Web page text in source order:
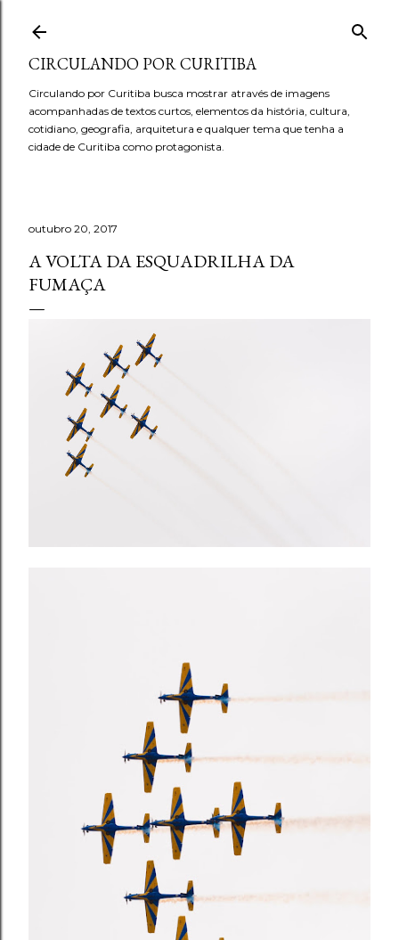
CIRCULANDO POR CURITIBA
Circulando por Curitiba busca mostrar através de imagens
acompanhadas de textos curtos, elementos da história, cultura,
cotidiano, geografia, arquitetura e qualquer tema que tenha a
cidade de Curitiba como protagonista.
outubro 20, 2017
A VOLTA DA ESQUADRILHA DA
FUMAÇA